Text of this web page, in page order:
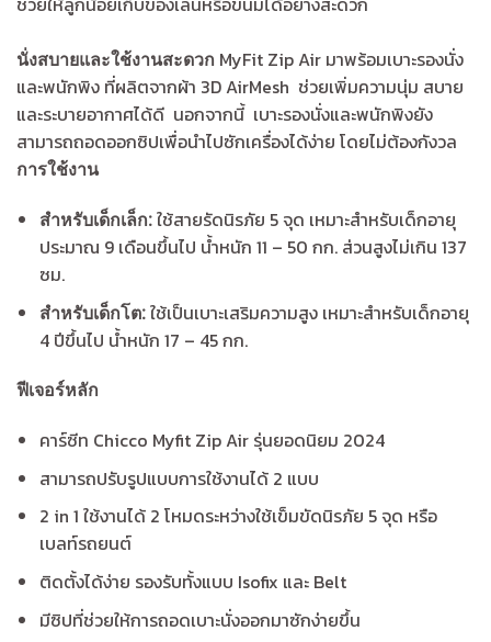
นั่งสบายและใช้งานสะดวก MyFit Zip Air มาพร้อมเบาะรองนั่ง
และพนักพิง ที่ผลิตจากผ้า 3D AirMesh ช่วยเพิ่มความนุ่ม สบาย
และระบายอากาศได้ดี นอกจากนี้ เบาะรองนั่งและพนักพิงยัง
สามารถถอดออกซิปเพื่อนำไปซักเครื่องได้ง่าย โดยไม่ต้องกังวล
การใช้งาน
สำหรับเด็กเล็ก:ใช้สายรัดนิรภัย 5 จุด เหมาะสำหรับเด็กอายุ
ประมาณ 9 เดือนขึ้นไป น้ำหนัก 11 – 50 กก. ส่วนสูงไม่เกิน 137
ซม.
สำหรับเด็กโต:ใช้เป็นเบาะเสริมความสูง เหมาะสำหรับเด็กอายุ
4 ปีขึ้นไป น้ำหนัก 17 – 45 กก.
ฟีเจอร์หลัก
คาร์ซีท Chicco Myfit Zip Air รุ่นยอดนิยม 2024
สามารถปรับรูปแบบการใช้งานได้ 2 แบบ
2 in 1 ใช้งานได้ 2 โหมดระหว่างใช้เข็มขัดนิรภัย 5 จุด หรือ
เบลท์รถยนต์
ติดตั้งได้ง่าย รองรับทั้งแบบ Isofix และ Belt
มีซิปที่ช่วยให้การถอดเบาะนั่งออกมาซักง่ายขึ้น